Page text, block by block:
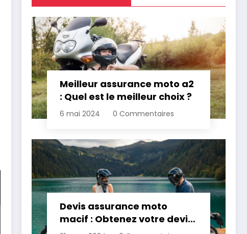
Meilleur assurance moto a2
: Quel est le meilleur choix ?
6 mai 2024 0 Commentaires
Devis assurance moto
macif : Obtenez votre devis